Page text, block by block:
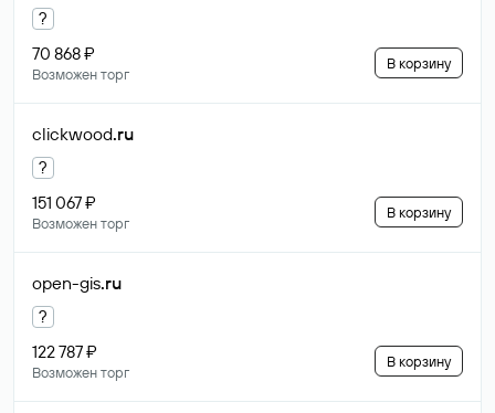
?
70 868 ₽
Возможен торг
В корзину
clickwood.ru
?
151 067 ₽
Возможен торг
В корзину
open-gis.ru
?
122 787 ₽
Возможен торг
В корзину